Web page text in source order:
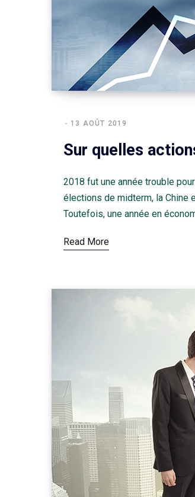
13 AOÛT 2019
Sur quelles
2018 fut une année trouble
élections de midterm, la Chine
Toutefois, une année en
Read More